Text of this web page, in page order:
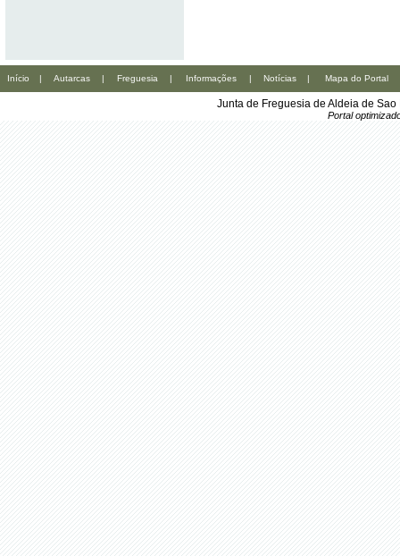
Início | Autarcas | Freguesia | Informações | Notícias | Mapa do Portal
Junta de Freguesia de Aldeia de
Portal